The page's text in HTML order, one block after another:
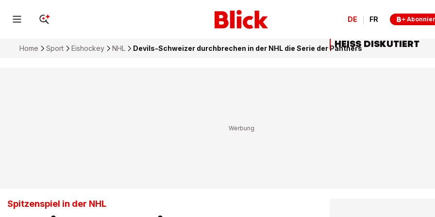
DE FR
Home Sport Eishockey NHL Devils-Schweizer durchbrechen in der NHL die Serie der Panthers
Spitzenspiel in der NHL
HEISS DISKUTIERT